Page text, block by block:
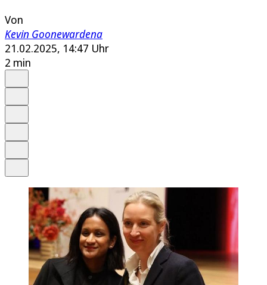
Von
Kevin Goonewardena
21.02.2025, 14:47 Uhr
2 min